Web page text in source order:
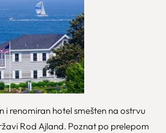
i renomiran hotel smešten na ostrvu
Rod Ajland. Poznat po prelepom